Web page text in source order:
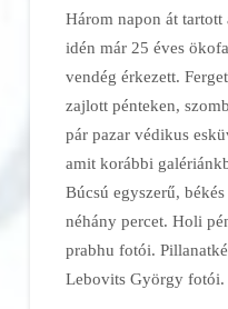
Három napon át
idén már 25 éves
vendég érkezett.
zajlott pénteken,
pár pazar védikus
amit korábbi
Búcsú egyszerű,
néhány percet. Holi
prabhu fotói.
Lebovits György fotói.